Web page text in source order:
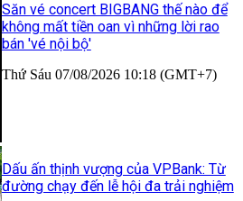
Săn vé concert BIGBANG thế nào để
không mất tiền oan vì những lời rao
bán 'vé nội bộ'
Thứ Sáu 07/08/2026 10:18 (GMT+7)
Dấu ấn thịnh vượng của VPBank: Từ
đường chạy đến lễ hội đa trải nghiệm